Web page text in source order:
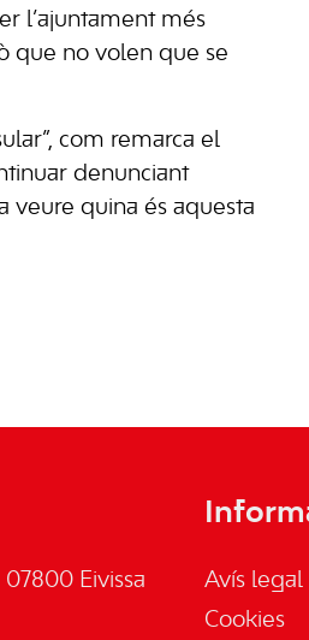
l’ajuntament més
que no volen que se
com remarca el
denunciant
veure quina és aquesta
07800 Eivissa
Avís legal
Cookies